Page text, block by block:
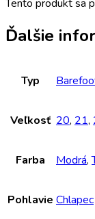
Tento produkt sa
Ďalšie
Typ
Veľkosť 20, 21,
Farba Modrá,
Pohlavie Chlapec